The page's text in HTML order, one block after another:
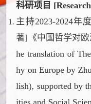
科研项目
主持2023-2024年
著]《中国哲学对
he translation of
hy on Europeby
lish), supported by
ities and Social